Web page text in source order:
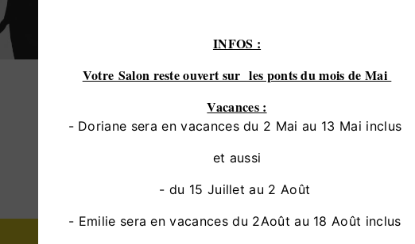
INFOS :
Votre Salon reste ouvert sur les ponts du mois de Mai
Vacances :
- Doriane sera en vacances du 2 Mai au 13 Mai inclus
et aussi
- du 15 Juillet au 2 Août
- Emilie sera en vacances du 2Août au 18 Août inclus
. Notre
partager avec
réussir. Toute
propreté et rigueur.
EN